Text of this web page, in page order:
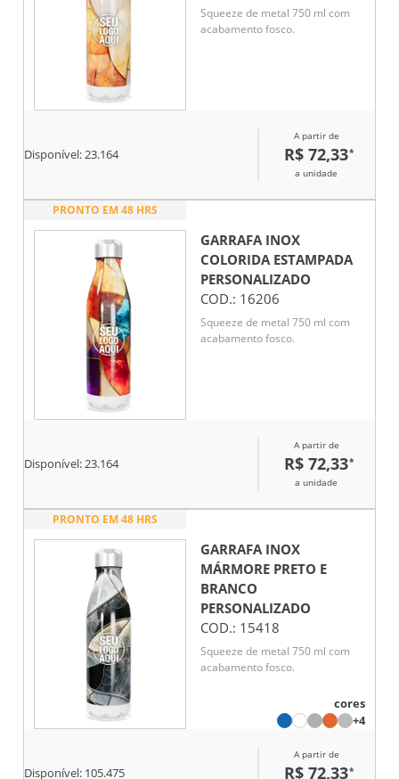
Squeeze de metal 750 ml com
acabamento fosco.
Disponível:23.164
A partir de
R$ 72,33*
a unidade
PRONTO EM 48 HRS
GARRAFA INOX
COLORIDA ESTAMPADA
PERSONALIZADO
COD.: 16206
Squeeze de metal 750 ml com
acabamento fosco.
Disponível:23.164
A partir de
R$ 72,33*
a unidade
PRONTO EM 48 HRS
GARRAFA INOX
MÁRMORE PRETO E
BRANCO
PERSONALIZADO
COD.: 15418
Squeeze de metal 750 ml com
acabamento fosco.
cores
+4
Disponível: 105.475
A partir de
R$ 72,33*